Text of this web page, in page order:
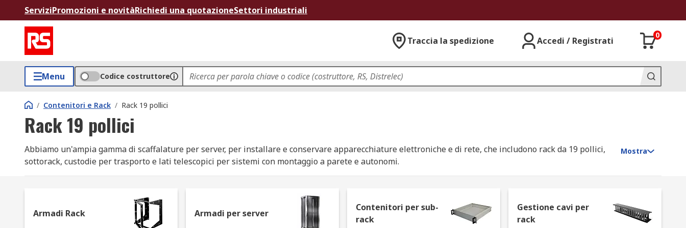
ServiziPromozioni e novitàRichiedi una quotazioneSettori industriali
Traccia la spedizione Accedi / Registrati
0
Menu Codice costruttore
/ Contenitori e Rack / Rack 19 pollici
Rack 19 pollici
Abbiamo un'ampia gamma di scaffalature per server, per installare e conservare apparecchiature elettroniche e di rete, che includono rack da 19 pollici,
sottorack, custodie per trasporto e lati telescopici per sistemi con montaggio a parete e autonomi.
Solitamente usati nei locali per server e nei data center, i rack da 19 pollici sono contenitori o sistemi di montaggio destinati ad alloggiare
apparecchiature dati o per il collegamento in rete di computer. I rack aiutano a garantire che le apparecchiature hardware e di networking occupino uno
Mostra
Armadi Rack Armadi per server
Contenitori per sub-
rack
Gestione cavi per
rack